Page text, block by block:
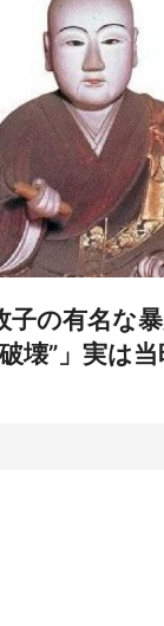
子の有名な
壊”」実は